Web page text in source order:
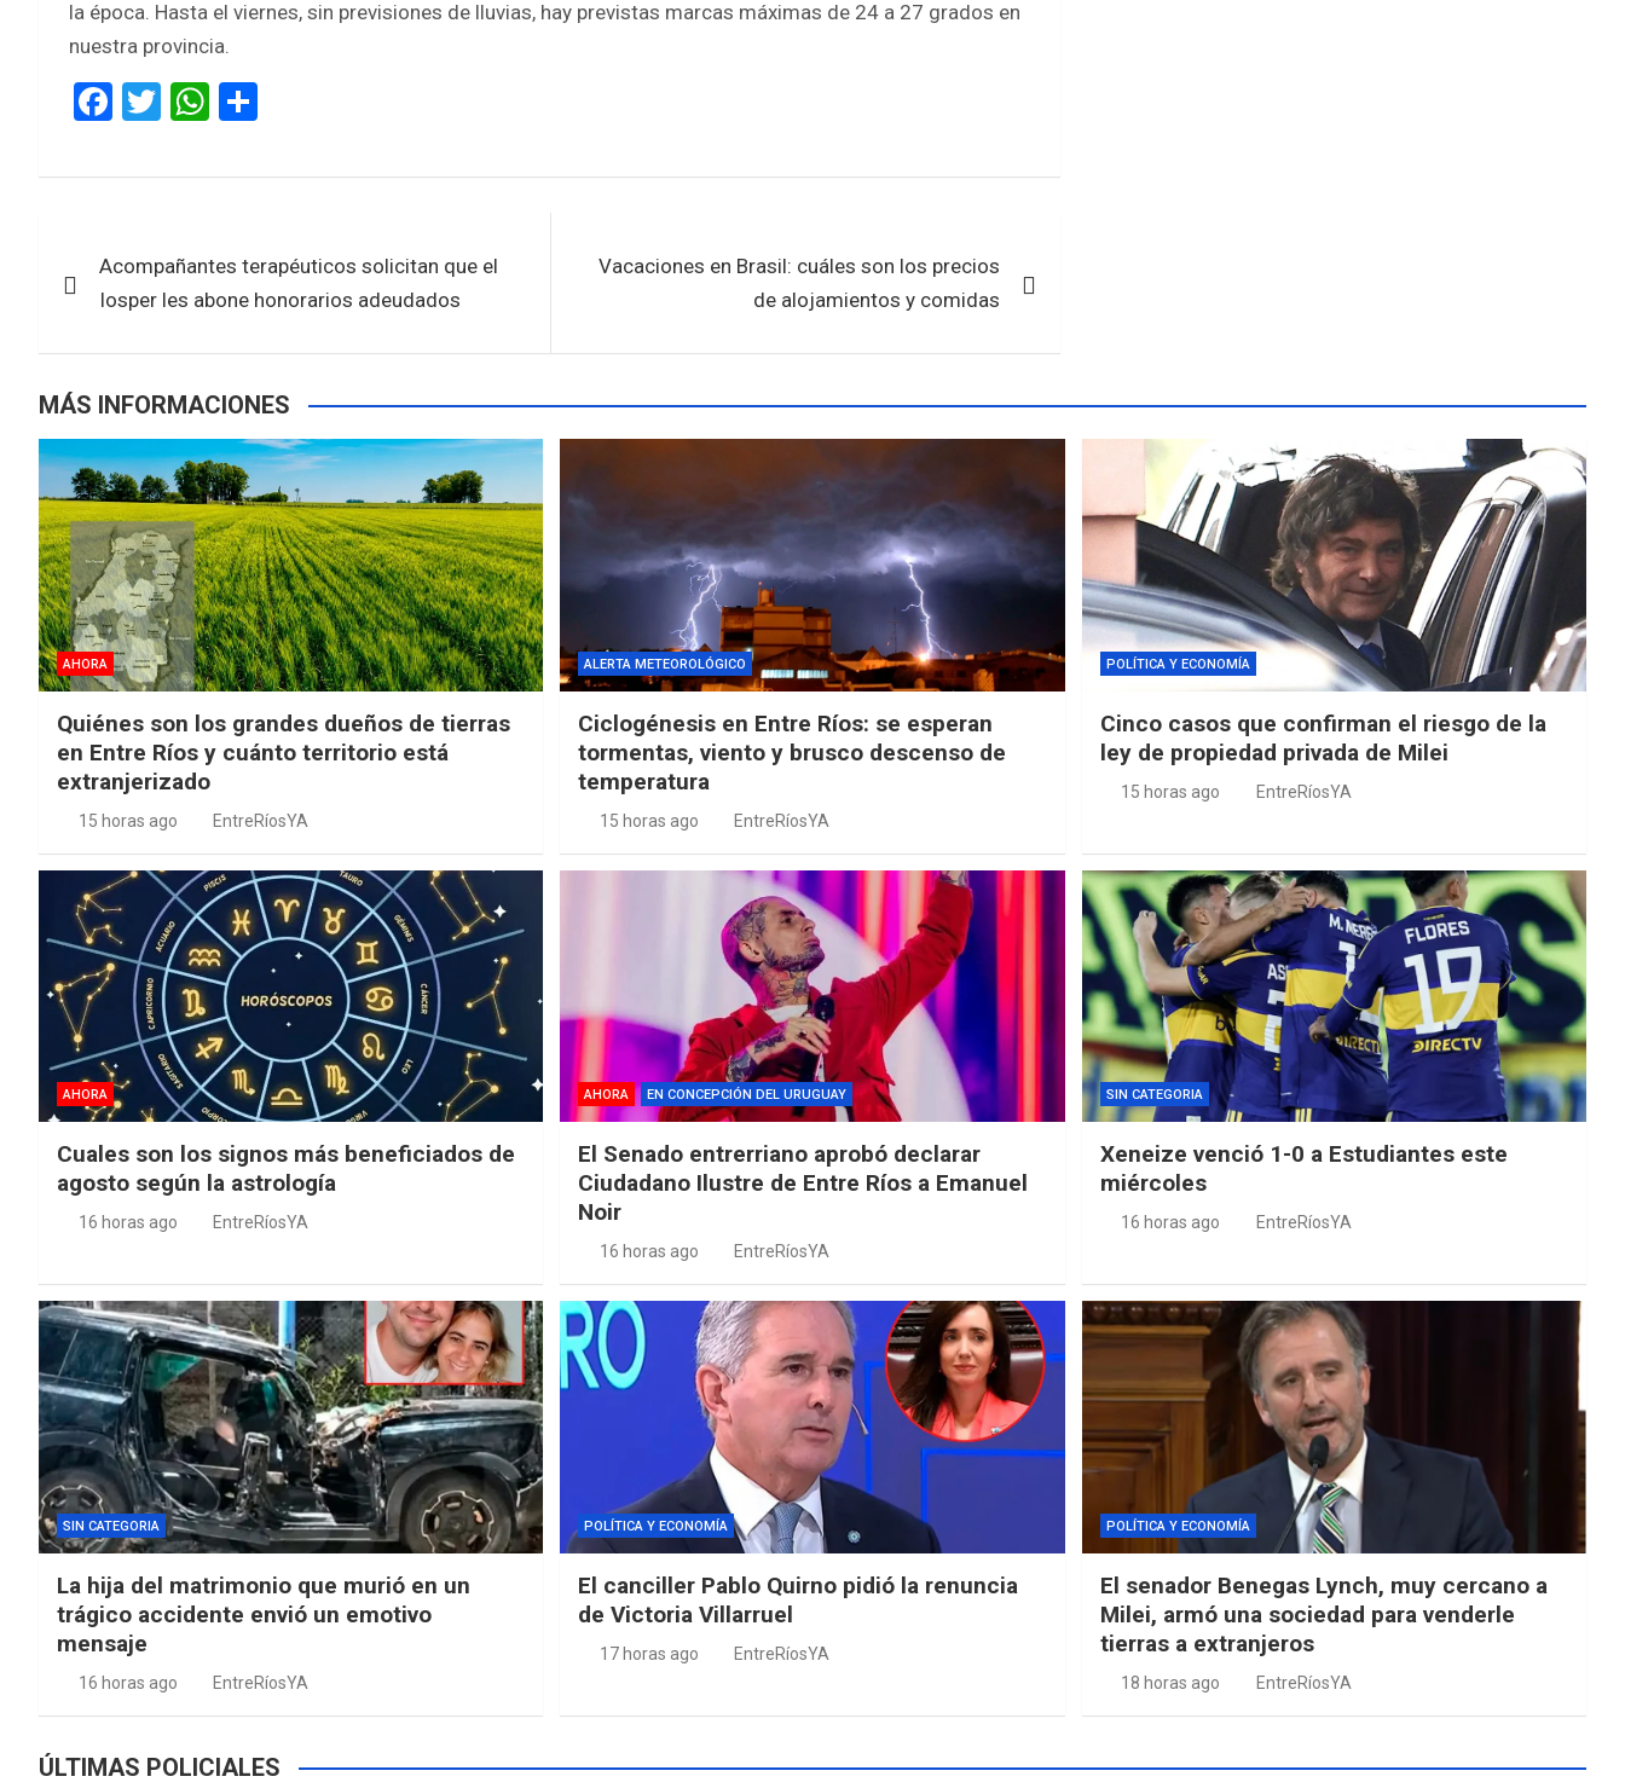
la época. Hasta el viernes, sin previsiones de lluvias, hay previstas marcas máximas de 24 a 27 grados en
nuestra provincia.
F
ce
o
o
T
tt
W
at
A
p
ar
de
Acompañantes terapéuticos solicitan que el
Iosper les abone honorarios adeudados
Vacaciones en Brasil: cuáles son los precios
de alojamientos y comidas
MÁS INFORMACIONES
AHORA
Quiénes son los grandes dueños de tierras
en Entre Ríos y cuánto territorio está
extranjerizado
15 horas ago EntreRíosYA
ALERTA METEOROLÓGICO
Ciclogénesis en Entre Ríos: se esperan
tormentas, viento y brusco descenso de
temperatura
15 horas ago EntreRíosYA
POLÍTICA Y ECONOMÍA
Cinco casos que confirman el riesgo de la
ley de propiedad privada de Milei
15 horas ago EntreRíosYA
AHORA
Cuales son los signos más beneficiados de
agosto según la astrología
16 horas ago EntreRíosYA
AHORA EN CONCEPCIÓN DEL URUGUAY
El Senado entrerriano aprobó declarar
Ciudadano Ilustre de Entre Ríos a Emanuel
Noir
16 horas ago EntreRíosYA
SIN CATEGORIA
Xeneize venció 1-0 a Estudiantes este
miércoles
16 horas ago EntreRíosYA
SIN CATEGORIA
La hija del matrimonio que murió en un
trágico accidente envió un emotivo
mensaje
16 horas ago EntreRíosYA
POLÍTICA Y ECONOMÍA
El canciller Pablo Quirno pidió la renuncia
de Victoria Villarruel
17 horas ago EntreRíosYA
POLÍTICA Y ECONOMÍA
El senador Benegas Lynch, muy cercano a
Milei, armó una sociedad para venderle
tierras a extranjeros
18 horas ago EntreRíosYA
ÚLTIMAS POLICIALES